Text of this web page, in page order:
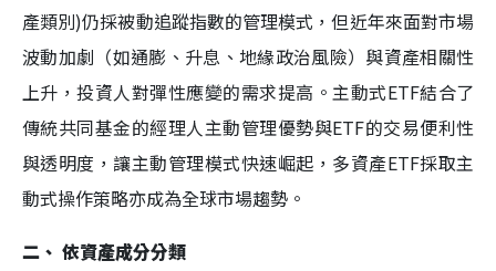
產類別)仍採被動追蹤指數的管理模式，但近年來面對市場
波動加劇（如通膨、升息、地緣政治風險）與資產相關性
上升，投資人對彈性應變的需求提高。主動式ETF結合了
傳統共同基金的經理人主動管理優勢與ETF的交易便利性
與透明度，讓主動管理模式快速崛起，多資產ETF採取主
動式操作策略亦成為全球市場趨勢。
二、 依資產成分分類